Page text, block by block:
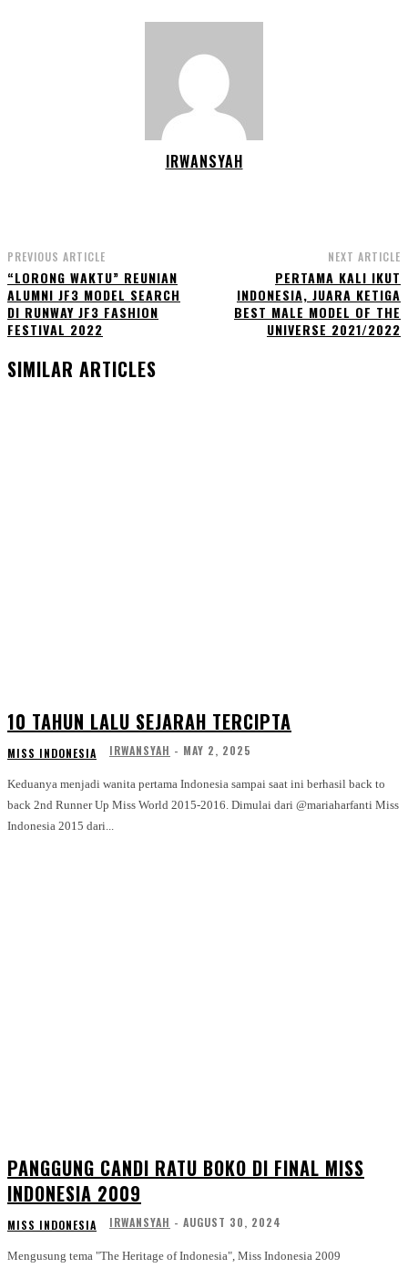
IRWANSYAH
PREVIOUS ARTICLE
“LORONG WAKTU” REUNIAN
ALUMNI JF3 MODEL SEARCH
DI RUNWAY JF3 FASHION
FESTIVAL 2022
NEXT ARTICLE
PERTAMA KALI IKUT
INDONESIA, JUARA KETIGA
BEST MALE MODEL OF THE
UNIVERSE 2021/2022
SIMILAR ARTICLES
10 TAHUN LALU SEJARAH TERCIPTA
MISS INDONESIA IRWANSYAH - MAY 2, 2025
Keduanya menjadi wanita pertama Indonesia sampai saat ini berhasil back to
back 2nd Runner Up Miss World 2015-2016. Dimulai dari @mariaharfanti Miss
Indonesia 2015 dari...
PANGGUNG CANDI RATU BOKO DI FINAL MISS
INDONESIA 2009
MISS INDONESIA IRWANSYAH - AUGUST 30, 2024
Mengusung tema "The Heritage of Indonesia", Miss Indonesia 2009